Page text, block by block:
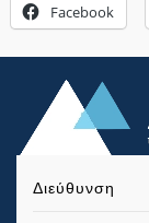
Facebook
Διεύθυνση